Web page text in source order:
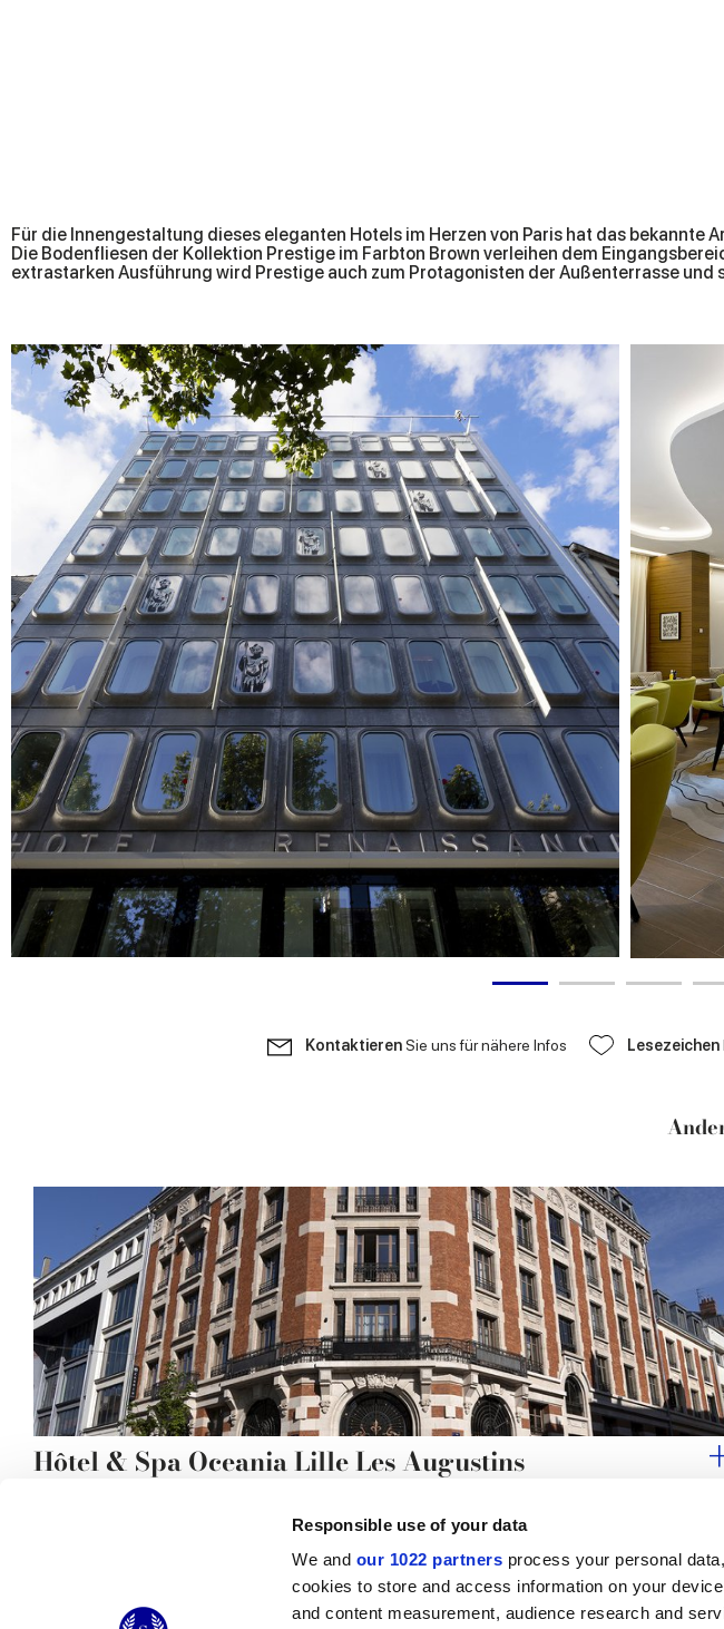
Responsible use of your data
We and our 1022 partners process your personal
cookies to store and access information on your
and content measurement, audience research and
Für die Innengestaltung dieses eleganten Hotels im Herzen von Paris hat das
Die Bodenfliesen der Kollektion Prestige im Farbton Brown verleihen dem
extrastarken Ausführung wird Prestige auch zum Protagonisten der Außenterrasse
KontaktierenSie uns für nähere Infos Lesezeichen
Hôtel & Spa Oceania Lille Les Augustins